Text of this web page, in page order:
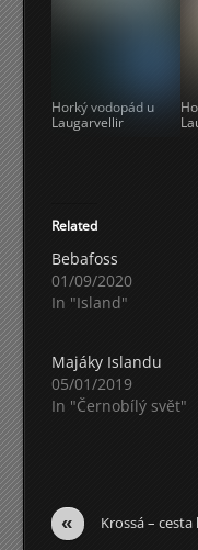
Horký vodopád u
Laugarvellir
Related
Bebafoss
01/09/2020
In "Island"
Majáky Islandu
05/01/2019
In "Černobílý svět"
« Krossá –